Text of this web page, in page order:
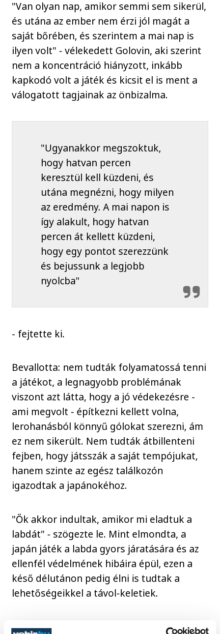
"Van olyan nap, amikor semmi sem sikerül,
és utána az ember nem érzi jól magát a
saját bőrében, és szerintem a mai nap is
ilyen volt" - vélekedett Golovin, aki szerint
nem a koncentráció hiányzott, inkább
kapkodó volt a játék és kicsit el is ment a
válogatott tagjainak az önbizalma.
"Ugyanakkor megszoktuk,
hogy hatvan percen
keresztül kell küzdeni, és
utána megnézni, hogy milyen
az eredmény. A mai napon is
így alakult, hogy hatvan
percen át kellett küzdeni,
hogy egy pontot szerezzünk
és bejussunk a legjobb
nyolcba"
- fejtette ki.
Bevallotta: nem tudták folyamatossá tenni
a játékot, a legnagyobb problémának
viszont azt látta, hogy a jó védekezésre -
ami megvolt - építkezni kellett volna,
lerohanásból könnyű gólokat szerezni, ám
ez nem sikerült. Nem tudták átbillenteni
fejben, hogy játsszák a saját tempójukat,
hanem szinte az egész találkozón
igazodtak a japánokéhoz.
"Ők akkor indultak, amikor mi eladtuk a
labdát" - szögezte le. Mint elmondta, a
japán játék a labda gyors járatására és az
ellenfél védelmének hibáira épül, ezen a
késő délutánon pedig élni is tudtak a
lehetőségeikkel a távol-keletiek.
"A szívünk a helyén volt, ennek